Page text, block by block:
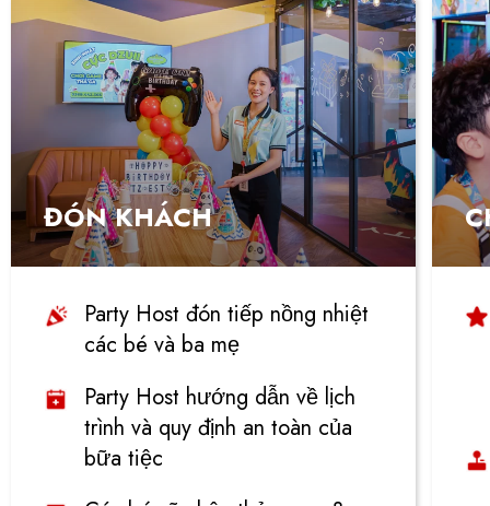
ĐÓN KHÁCH
Party Host đón tiếp nồng nhiệt
các bé và ba mẹ
Party Host hướng dẫn về lịch
trình và quy định an toàn của
bữa tiệc